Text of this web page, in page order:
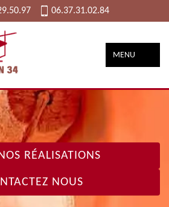
06.37.31.02.84
MENU
RÉALISATIONS
NOUS